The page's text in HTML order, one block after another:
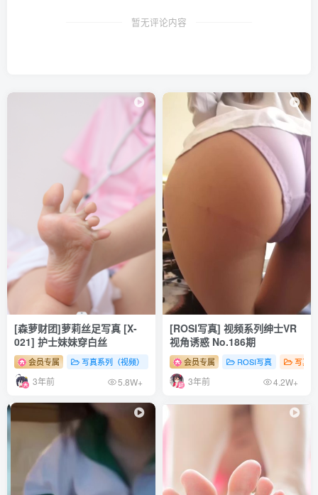
面饼仙儿 NO.093 斯卡哈兔女郎 [26P-313MB]
面饼仙儿 NO.089 德丽莎婚纱 [13P-92MB]
面饼仙儿 NO.088 初音兔女郎 [17P-139MB]
面饼仙儿 NO.087 独角兽婚纱 [14P-129MB]
面饼仙儿 NO.086 大象兔女郎 [41P-463MB]
面饼仙儿 NO.085 沙雕JK [22P-181MB]
面饼仙儿 NO.084 黎塞留 [20P-251MB]
面饼仙儿 NO.083 M4A1 [21P-155MB]
面饼仙儿 NO.082 红色JK [16P-128MB]
面饼仙儿 NO.081 旗袍爱宕 [25P-285MB]
面饼仙儿 NO.080 性感御姐 [40P-496MB]
面饼仙儿 NO.079 拉菲婚纱 [14P-98MB]
面饼仙儿 NO.078 阿米驴女仆 [23P-209MB]
面饼仙儿 NO.077 逸仙 [40P-364MB]
面饼仙儿 NO.076 胶衣 [30P-533MB]
面饼仙儿 NO.074 制服少女 [40P-537MB]
面饼仙儿 NO.073 饼饼和香草喵 [23P-247MB]
面饼仙儿 NO.072 小水手 [23P-260MB]
面饼仙儿 NO.071 Claudius x Kyrielight Maid – 半半子X面饼
暂无评论内容
[森萝财团]萝莉丝足写真 [X-
021] 护士妹妹穿白丝
会员专属 写真系列（视频） 森罗财团 # 足控 # 丝袜 # 少女
3年前 5.8W+
[ROSI写真] 视频系列绅士VR
视角诱惑 No.186期
会员专属 ROSI写真 写真
3年前 4.2W+